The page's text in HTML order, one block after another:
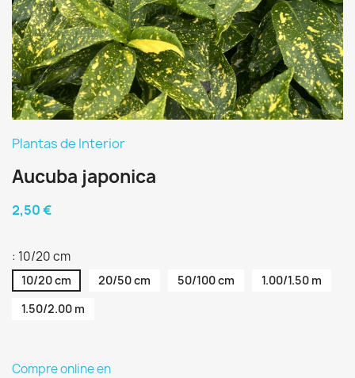
Plantas de Interior
Aucuba japonica
2,50 €
: 10/20 cm
10/20 cm 20/50 cm 50/100 cm
1.00/1.50 m
1.50/2.00 m
Compre online en